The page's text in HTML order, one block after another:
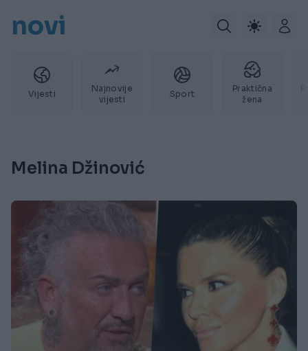
novi
Vijesti
Najnovije
vijesti
Sport
Praktična
žena
Melina Džinović